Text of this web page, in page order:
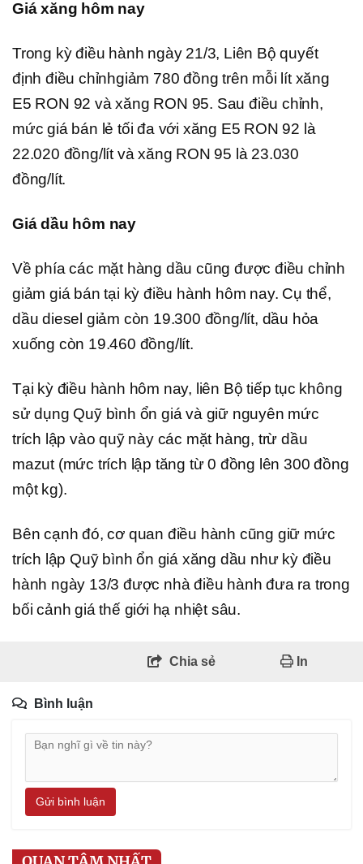
Giá xăng hôm nay
Trong kỳ điều hành ngày 21/3, Liên Bộ quyết
định điều chỉnhgiảm 780 đồng trên mỗi lít xăng
E5 RON 92 và xăng RON 95. Sau điều chỉnh,
mức giá bán lẻ tối đa với xăng E5 RON 92 là
22.020 đồng/lít và xăng RON 95 là 23.030
đồng/lít.
Giá dầu hôm nay
Về phía các mặt hàng dầu cũng được điều chỉnh
giảm giá bán tại kỳ điều hành hôm nay. Cụ thể,
dầu diesel giảm còn 19.300 đồng/lít, dầu hỏa
xuống còn 19.460 đồng/lít.
Tại kỳ điều hành hôm nay, liên Bộ tiếp tục không
sử dụng Quỹ bình ổn giá và giữ nguyên mức
trích lập vào quỹ này các mặt hàng, trừ dầu
mazut (mức trích lập tăng từ 0 đồng lên 300 đồng
một kg).
Bên cạnh đó, cơ quan điều hành cũng giữ mức
trích lập Quỹ bình ổn giá xăng dầu như kỳ điều
hành ngày 13/3 được nhà điều hành đưa ra trong
bối cảnh giá thế giới hạ nhiệt sâu.
Chia sẻ In
Bình luận
Gửi bình luận